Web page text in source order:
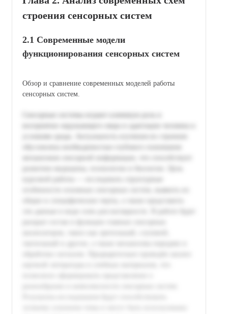
строения сенсорных систем
2.1 Современные модели
функционирования сенсорных систем
Обзор и сравнение современных моделей работы
сенсорных систем.